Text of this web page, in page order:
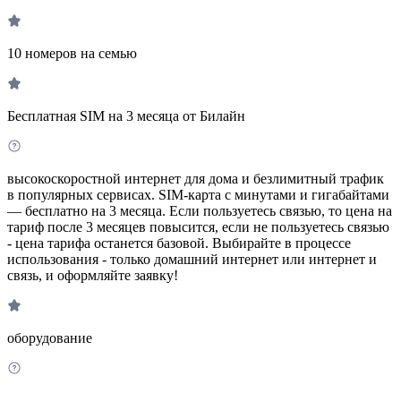
10 номеров на семью
Бесплатная SIM на 3 месяца от Билайн
высокоскоростной интернет для дома и безлимитный трафик
в популярных сервисах. SIM-карта с минутами и гигабайтами
— бесплатно на 3 месяца. Если пользуетесь связью, то цена на
тариф после 3 месяцев повысится, если не пользуетесь связью
- цена тарифа останется базовой. Выбирайте в процессе
использования - только домашний интернет или интернет и
связь, и оформляйте заявку!
оборудование